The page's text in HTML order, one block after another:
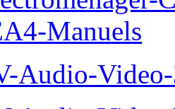
Manuels
Audio-